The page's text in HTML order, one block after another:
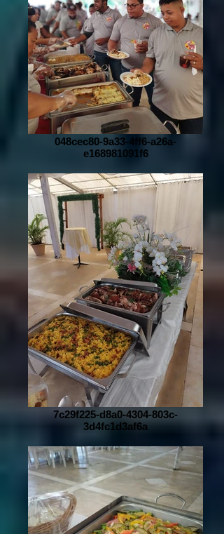
048cec80-9a33-4ff6-a26a-
e168981091f6
7c29f225-d8a0-4304-803c-
3d4fc1d3af6a